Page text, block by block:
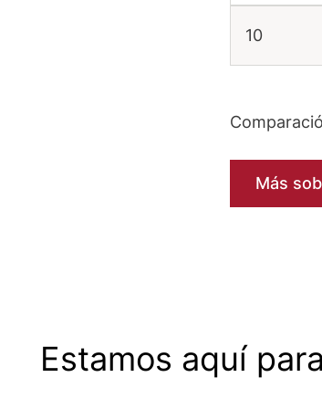
10
Más
Estamos aquí
sangre
Comprobar su nivel de glucosa en